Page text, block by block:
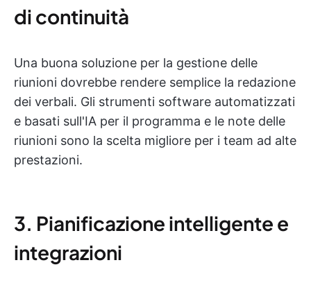
di continuità
Una buona soluzione per la gestione delle
riunioni dovrebbe rendere semplice la redazione
dei verbali. Gli strumenti software automatizzati
e basati sull'IA per il programma e le note delle
riunioni sono la scelta migliore per i team ad alte
prestazioni.
3. Pianificazione intelligente e
integrazioni